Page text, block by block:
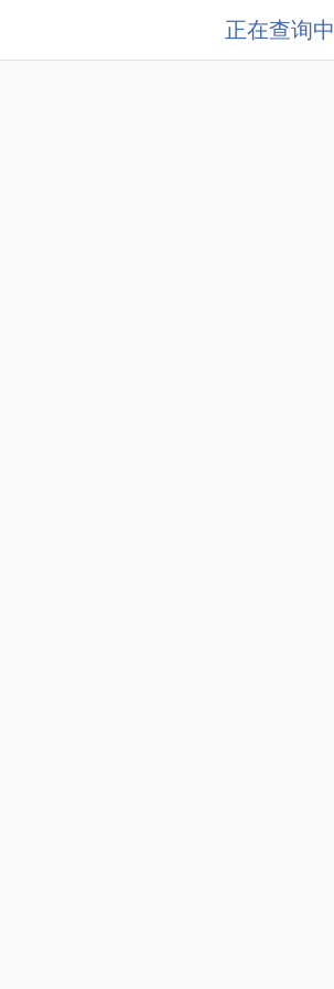
正在查询中